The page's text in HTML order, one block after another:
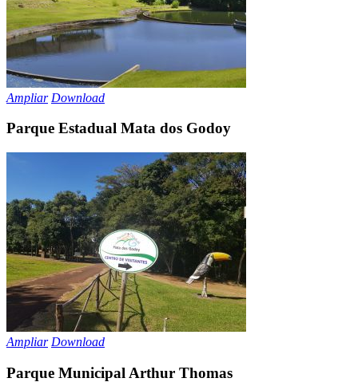
Ampliar Download
Parque Estadual Mata dos Godoy
Ampliar Download
Parque Municipal Arthur Thomas